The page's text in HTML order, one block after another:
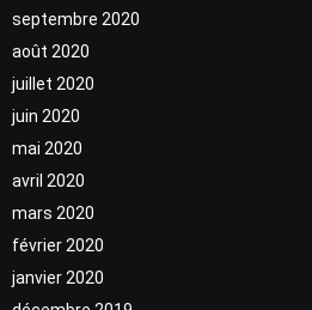
septembre 2020
août 2020
juillet 2020
juin 2020
mai 2020
avril 2020
mars 2020
février 2020
janvier 2020